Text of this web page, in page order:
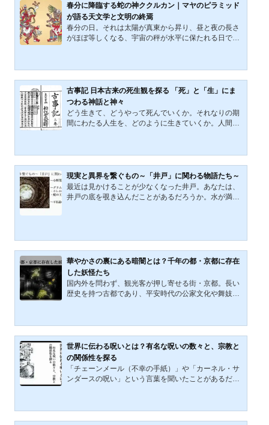
の比較や背景を探っていきたいと思う。人魚を食べた
八百比丘尼まずは、日本の人魚伝説を見ていこう。日
本に残る人魚の逸話の中で最も有名なものは、八百比
丘尼（やおびくに...
春分に降臨する蛇の神ククルカン｜マヤのピラミッド
が語る天文学と文明の終焉
春分の日。それは太陽が真東から昇り、昼と夜の長さ
がほぼ等しくなる、宇宙の秤が水平に保たれる日であ
し、水や風とともに生きてきた人類にとって、天体の
運行を読み解くことは、生存をかけた至上命題であっ
た。古の人々は星を仰ぎ、巨大な遺構を築き、そこに
集うことで共同体の命脈を繋いできた。メソアメリカ
の密林に独自の花を咲かせたマヤ文明（紀元前1000年
頃～紀元1524年）もまた、天の理を石に刻んだ知の結
古事記 日本古来の死生観を探る 「死」と「生」にま
つわる神話と神々
どう生きて、どうやって死んでいくか。それなりの期
間にわたる人生を、どのように生きていくか。人間が
の、ある種共通した死生観を持っている。死生観とい
う概念の内容を言葉にすることは難しいが、それぞれ
の国に伝わる昔話や神話を紐解けば、その一端を見る
ことは可能だ。日本古来の死生観を探るならば神話か
ら。ここでは、日本最古の歴史書とされる古事記を参
現実と異界を繋ぐもの～「井戸」に関わる物語たち～
最近は見かけることが少なくなった井戸。あなたは、
井戸の底を覗き込んだことがあるだろうか。水が満ち
考えていた。 今回見ていくのは、井戸が深く関係する
世界の物語たちだ。これらの物語を知れば、人類共通
とも言える「井戸への認識」が少し分かってくるだろ
う。小野篁と地獄に...
華やかさの裏にある暗闇とは？千年の都・京都に存在
した妖怪たち
国内外を問わず、観光客が押し寄せる街・京都。長い
歴史を持つ古都であり、平安時代の公家文化や舞妓と
と闇に満ちた場所で、一条戻り橋には式神が住んでい
たし（安倍晴明に命じられて）、妖怪や怨霊が跋扈し
ていた。政治の中心であり天皇の住まいだった京都御
所も、その例外ではない。かつての京都には、どんな
妖怪が息づいていたのだろうか。この記事で紹介して
いこうと思う。日本的キメラ「鵺」京都の妖怪を語る
世界に伝わる呪いとは？有名な呪いの数々と、宗教と
の関係性を探る
「チェーンメール（不幸の手紙）」や「カーネル・サ
ンダースの呪い」という言葉を聞いたことがあるだろ
たる「呪い」の一種である。人間の長い歴史の中で、
いくつもの呪いが生まれてきた。そしてその中には、